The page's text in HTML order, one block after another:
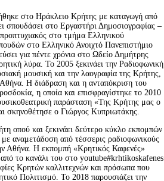
στο Ηράκλειο Κρήτης με καταγωγή από
σπουδάσει στο Εργαστήρι Δημοσιογραφίας –
στο τμήμα Ελληνικού
στο Ελληνικό Ανοιχτό Πανεπιστήμιο
για πέντε χρόνια στο Ωδείο Δημήτρης
λύρα. Το 2005 ξεκινάει την Ραδιοφωνική
μουσική και την λαογραφία της Κρήτης,
Η διάδραση και η ανταπόκριση του
η οποία και επισφραγίστηκε το 2010
παράσταση «Της Κρήτης μας ο
σκηνοθέτησε ο Γιώργος Κυπριωτάκης.
οπού και ξεκινάει δεύτερο κύκλο εκπομπών
αναμετάδοση από τέσσερις ραδιοφωνικούς
Αθήνα. Η εκπομπή «Κρητικός Καφενές»
το κανάλι του στο youtube#krhtikoskafenes
Κρητών καλλιτεχνών και πρόσωπα που
Πολιτισμό. Το 2018 παρουσιάζει την